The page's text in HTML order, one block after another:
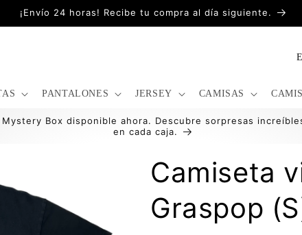
¡Envío 24 horas! Recibe tu compra al día siguiente.
PANTALONES JERSEY CAMISAS
P
í
s
e
g
i
Mystery Box disponible ahora. Descubre sorpresas
en cada caja.
Camiseta
Graspop